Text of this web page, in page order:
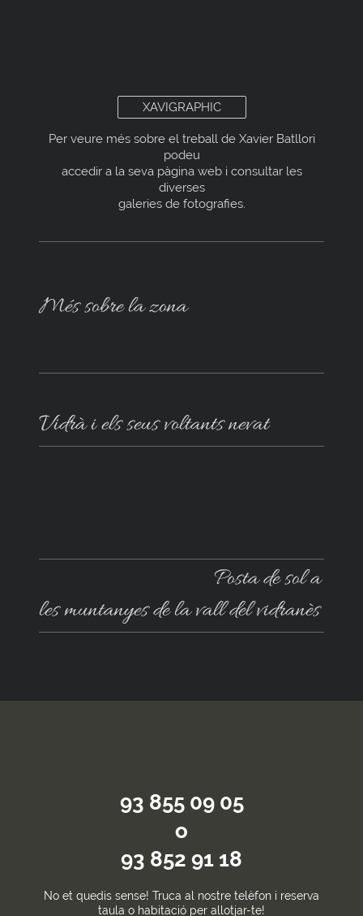
XAVIGRAPHIC
Per veure més sobre el treball de Xavier Batllori
podeu
accedir a la seva pàgina web i consultar les
diverses
galeries de fotografies.
Més sobre la zona
Vidrà i els seus voltants nevat
Posta de sol a
les muntanyes de la vall del vidranès
93 855 09 05
o
93 852 91 18
No et quedis sense! Truca al nostre telèfon i reserva
taula o habitació per allotjar-te!